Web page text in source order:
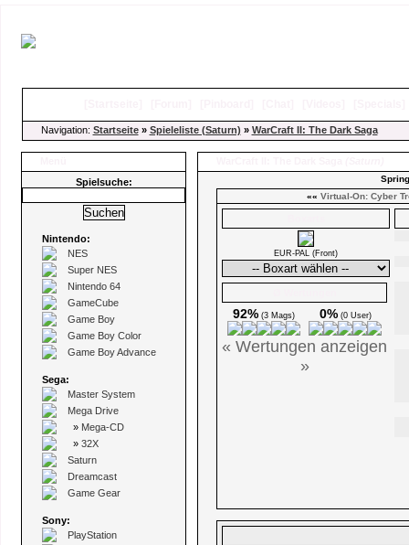
Navigation: Startseite» Spieleliste (Saturn) » WarCraft II: The Dark Saga
Spielsuche:
Nintendo:
NES
Super NES
Nintendo 64
GameCube
Game Boy
Game Boy Color
Game Boy Advance
Sega:
Master System
Mega Drive
» Mega-CD
» 32X
Saturn
Dreamcast
Game Gear
Sony:
PlayStation
«« Virtual-On: Cyber
EUR-PAL (Front)
92% (3 Mags) 0% (0 User)
« Wertungen anzeigen
»